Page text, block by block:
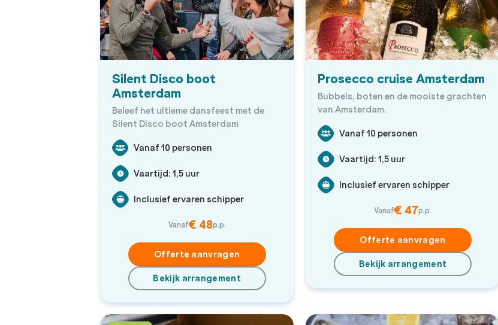
Silent Disco boot
Amsterdam
Beleef het ultieme dansfeest met de
Silent Disco boot Amsterdam
Vanaf 10 personen
Vaartijd: 1,5 uur
Inclusief ervaren schipper
Vanaf€ 48p.p.
Offerte aanvragen
Bekijk arrangement
Prosecco cruise Amsterdam
Bubbels, boten en de mooiste grachten
van Amsterdam.
Vanaf 10 personen
Vaartijd: 1,5 uur
Inclusief ervaren schipper
Vanaf€ 47p.p.
Offerte aanvragen
Bekijk arrangement